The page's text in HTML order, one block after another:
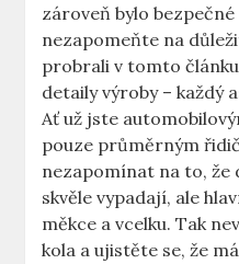
zároveň bylo
nezapomeňte na
probrali v tomto
detaily výroby – každý
Ať už jste
pouze průměrným
nezapomínat na to, že
skvěle vypadají, ale
měkce a vcelku. Tak
kola a ujistěte se, že